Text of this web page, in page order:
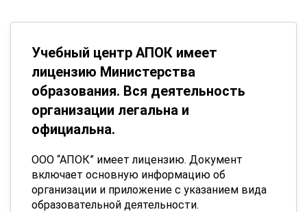
Учебный центр АПОК имеет
лицензию Министерства
образования. Вся деятельность
организации легальна и
официальна.
ООО “АПОК” имеет лицензию. Документ
включает основную информацию об
организации и приложение с указанием вида
образовательной деятельности.